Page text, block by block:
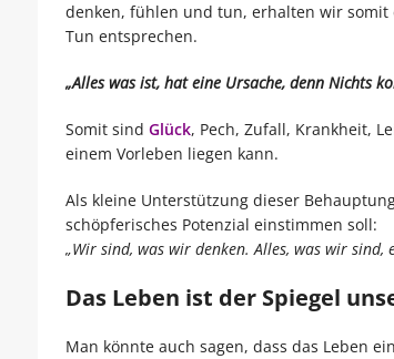
denken, fühlen und tun, erhalten wir somit
Tun entsprechen.
„Alles was ist, hat eine Ursache, denn Nichts
Somit sind Glück, Pech, Zufall, Krankheit,
einem Vorleben liegen kann.
Als kleine Unterstützung dieser
schöpferisches Potenzial einstimmen soll:
„Wir sind, was wir denken. Alles, was wir
Das Leben ist der Spiegel
Man könnte auch sagen, dass das Leben